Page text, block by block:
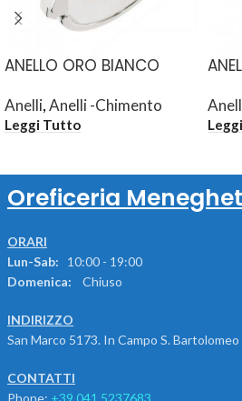
ANELLO ORO BIANCO
Anelli,Anelli -Chimento
Leggi Tutto
Oreficeria
ORARI
Lun-Sab: 10:00 - 19:00
Domenica:
Chiuso
INDIRIZZO
San Marco 5173. In Campo S. Bartolomeo
CONTATTI
Phone: +39.041.5237683